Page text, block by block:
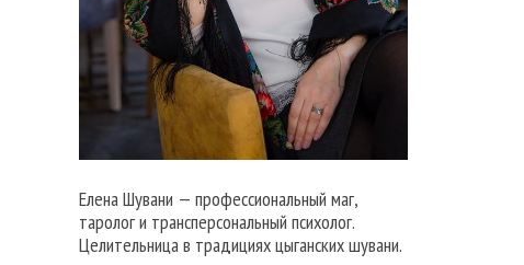
Елена Шувани — профессиональный маг,
таролог и трансперсональный психолог.
Целительница в традициях цыганских шувани.